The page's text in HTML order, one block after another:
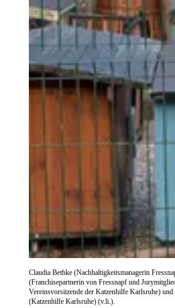
Claudia Bethke (Nachhaltigkeitsmanagerin
(Franchisepartnerin von Fressnapf und
Vereinsvorsitzende der Katzenhilfe Karlsruhe)
(Katzenhilfe Karlsruhe) (v.li.).